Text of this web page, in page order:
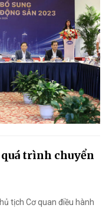
quá trình chuyển
tịch Cơ quan điều hành